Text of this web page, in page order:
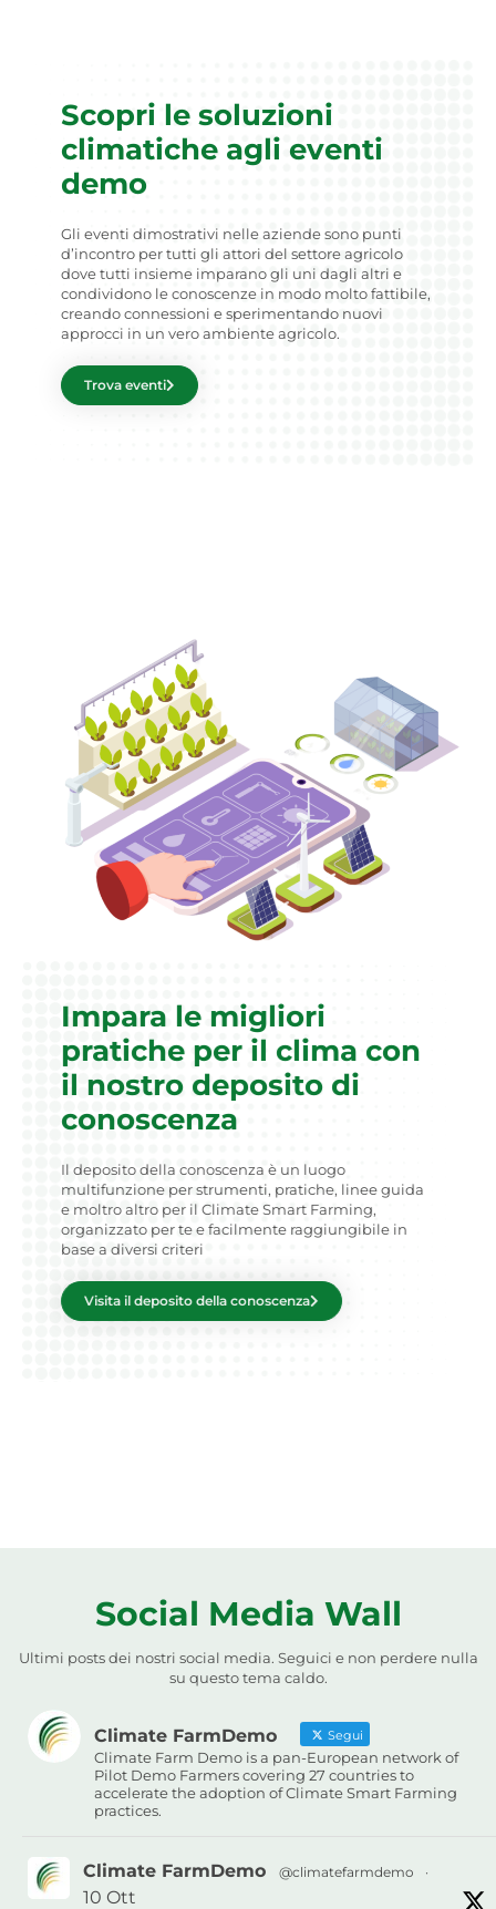
Scopri le soluzioni
climatiche agli eventi
demo
Gli eventi dimostrativi nelle aziende sono punti
d’incontro per tutti gli attori del settore agricolo
dove tutti insieme imparano gli uni dagli altri e
condividono le conoscenze in modo molto fattibile,
creando connessioni e sperimentando nuovi
approcci in un vero ambiente agricolo.
Trova eventi
Impara le migliori
pratiche per il clima con
il nostro deposito di
conoscenza
Il deposito della conoscenza è un luogo
multifunzione per strumenti, pratiche, linee guida
e moltro altro per il Climate Smart Farming,
organizzato per te e facilmente raggiungibile in
base a diversi criteri
Visita il deposito della conoscenza
Social Media Wall
Ultimi posts dei nostri social media. Seguici e non perdere nulla
su questo tema caldo.
Climate FarmDemo Segui
Climate Farm Demo is a pan-European network of
Pilot Demo Farmers covering 27 countries to
accelerate the adoption of Climate Smart Farming
practices.
Climate FarmDemo @climatefarmdemo ·
10 Ott